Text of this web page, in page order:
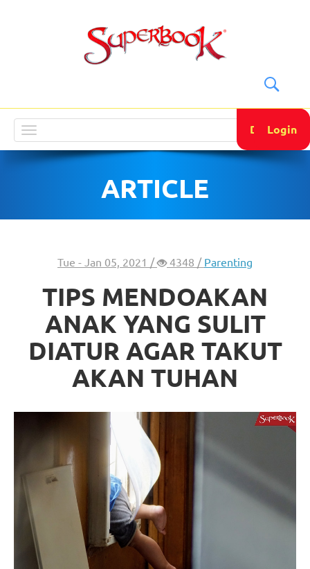
navigation
DONATE
Login
ARTICLE
Tue - Jan 05, 2021 / 4348 / Parenting
TIPS MENDOAKAN
ANAK YANG SULIT
DIATUR AGAR TAKUT
AKAN TUHAN